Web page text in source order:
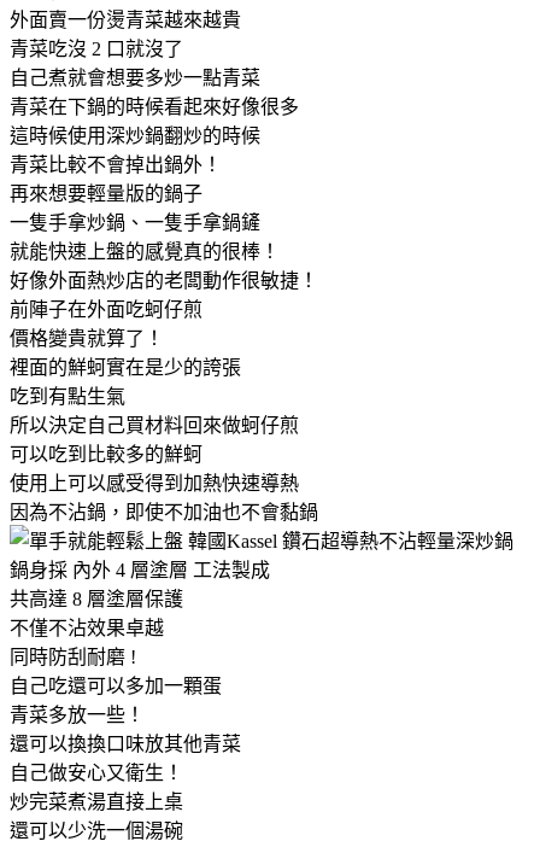
外面賣一份燙青菜越來越貴
青菜吃沒 2 口就沒了
自己煮就會想要多炒一點青菜
青菜在下鍋的時候看起來好像很多
這時候使用深炒鍋翻炒的時候
青菜比較不會掉出鍋外！
再來想要輕量版的鍋子
一隻手拿炒鍋、一隻手拿鍋鏟
就能快速上盤的感覺真的很棒！
好像外面熱炒店的老闆動作很敏捷！
前陣子在外面吃蚵仔煎
價格變貴就算了！
裡面的鮮蚵實在是少的誇張
吃到有點生氣
所以決定自己買材料回來做蚵仔煎
可以吃到比較多的鮮蚵
使用上可以感受得到加熱快速導熱
因為不沾鍋，即使不加油也不會黏鍋
鍋身採 內外 4 層塗層 工法製成
共高達 8 層塗層保護
不僅不沾效果卓越
同時防刮耐磨 !
自己吃還可以多加一顆蛋
青菜多放一些！
還可以換換口味放其他青菜
自己做安心又衛生！
炒完菜煮湯直接上桌
還可以少洗一個湯碗